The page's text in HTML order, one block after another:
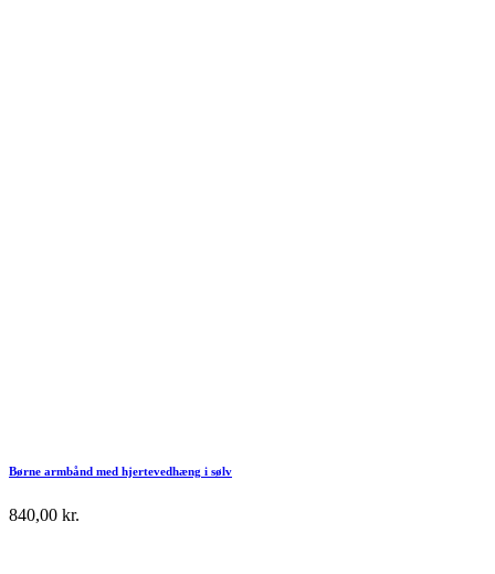
Børne armbånd med hjertevedhæng i sølv
840,00 kr.